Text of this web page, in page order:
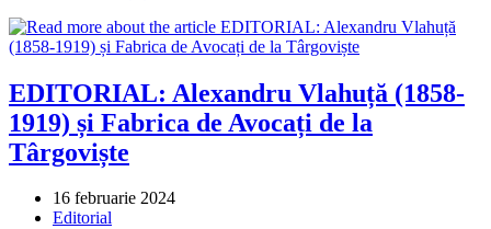
EDITORIAL: Alexandru Vlahuță (1858-
1919) și Fabrica de Avocați de la
Târgoviște
Post
published:
16 februarie 2024
Post
Editorial